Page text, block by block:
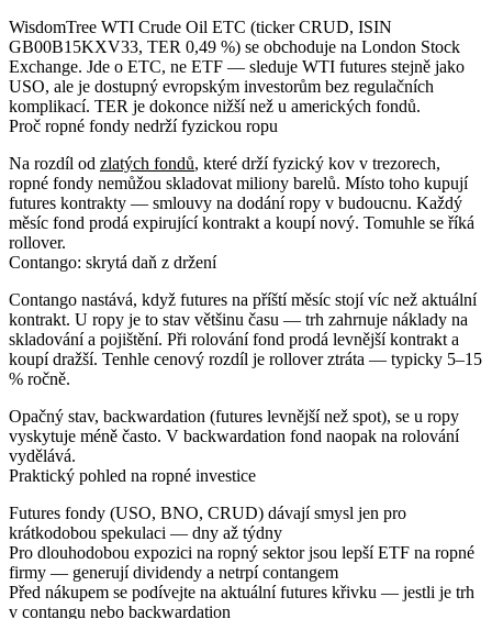
WisdomTree WTI Crude Oil ETC (ticker CRUD, ISIN
GB00B15KXV33, TER 0,49 %) se obchoduje na London Stock
Exchange. Jde o ETC, ne ETF — sleduje WTI futures stejně jako
USO, ale je dostupný evropským investorům bez regulačních
komplikací. TER je dokonce nižší než u amerických fondů.
Proč ropné fondy nedrží fyzickou ropu
Na rozdíl od zlatých fondů, které drží fyzický kov v trezorech,
ropné fondy nemůžou skladovat miliony barelů. Místo toho kupují
futures kontrakty — smlouvy na dodání ropy v budoucnu. Každý
měsíc fond prodá expirující kontrakt a koupí nový. Tomuhle se říká
rollover.
Contango: skrytá daň z držení
Contango nastává, když futures na příští měsíc stojí víc než aktuální
kontrakt. U ropy je to stav většinu času — trh zahrnuje náklady na
skladování a pojištění. Při rolování fond prodá levnější kontrakt a
koupí dražší. Tenhle cenový rozdíl je rollover ztráta — typicky 5–15
% ročně.
Opačný stav, backwardation (futures levnější než spot), se u ropy
vyskytuje méně často. V backwardation fond naopak na rolování
vydělává.
Praktický pohled na ropné investice
Futures fondy (USO, BNO, CRUD) dávají smysl jen pro
krátkodobou spekulaci — dny až týdny
Pro dlouhodobou expozici na ropný sektor jsou lepší ETF na ropné
firmy — generují dividendy a netrpí contangem
Před nákupem se podívejte na aktuální futures křivku — jestli je trh
v contangu nebo backwardation